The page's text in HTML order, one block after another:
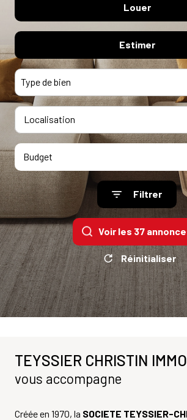
NOS
AGENCES
CONTACT
locaux professionnels
Louer
locaux professionnels
Estimer
Type de bien
Budget
Filtrer
Voir les 37
Réinitialiser
TEYSSIER CHRISTIN
vous accompagne
Créée en 1970, la SOCIETE TEYSSIER-